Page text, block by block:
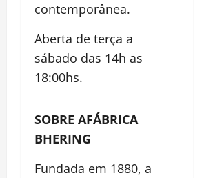
contemporânea.
Aberta de terça a
sábado das 14h as
18:00hs.
SOBRE AFÁBRICA
BHERING
Fundada em 1880, a